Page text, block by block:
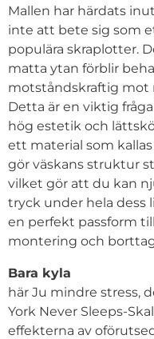
Mallen har härdats
inte att bete sig som
populära skraplotter.
matta ytan förblir
motståndskraftig mot
Detta är en viktig
hög estetik och
ett material som
gör väskans struktur
vilket gör att du kan
tryck under hela dess
en perfekt passform
montering och
Bara kyla
här Ju mindre stress,
York Never Sleeps-
effekterna av